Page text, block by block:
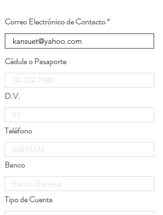
Correo Electrónico de Contacto
Cédula o Pasaporte
D.V.
Teléfono
Banco
Tipo de Cuenta